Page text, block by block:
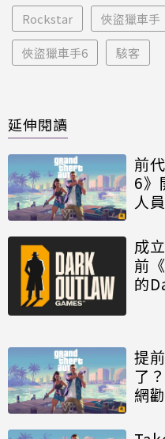
Rockstar 俠盜獵車手
俠盜獵車手6 駭客
延伸閱讀
前
6》
人
成
前
的
提
了
網